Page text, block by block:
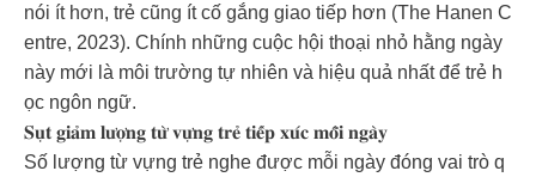
nói ít hơn, trẻ cũng ít cố gắng giao tiếp hơn (The Hanen C
entre, 2023). Chính những cuộc hội thoại nhỏ hằng ngày
này mới là môi trường tự nhiên và hiệu quả nhất để trẻ h
ọc ngôn ngữ.
𝐒𝐮̣𝐭 𝐠𝐢𝐚̉𝐦 𝐥𝐮̛𝐨̛̣𝐧𝐠 𝐭𝐮̛̀ 𝐯𝐮̛̣𝐧𝐠 𝐭𝐫𝐞̉ 𝐭𝐢𝐞̂́𝐩 𝐱𝐮́𝐜 𝐦𝐨̂̃𝐢 𝐧𝐠𝐚̀𝐲
Số lượng từ vựng trẻ nghe được mỗi ngày đóng vai trò q